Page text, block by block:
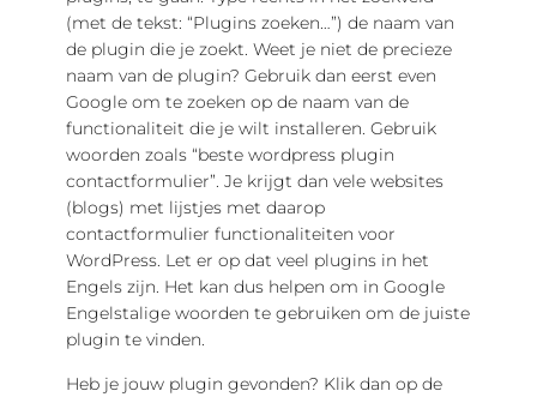
(met de tekst: “Plugins zoeken…”) de naam van
de plugin die je zoekt. Weet je niet de precieze
naam van de plugin? Gebruik dan eerst even
Google om te zoeken op de naam van de
functionaliteit die je wilt installeren. Gebruik
woorden zoals “beste wordpress plugin
contactformulier”. Je krijgt dan vele websites
(blogs) met lijstjes met daarop
contactformulier functionaliteiten voor
WordPress. Let er op dat veel plugins in het
Engels zijn. Het kan dus helpen om in Google
Engelstalige woorden te gebruiken om de juiste
plugin te vinden.
Heb je jouw plugin gevonden? Klik dan op de